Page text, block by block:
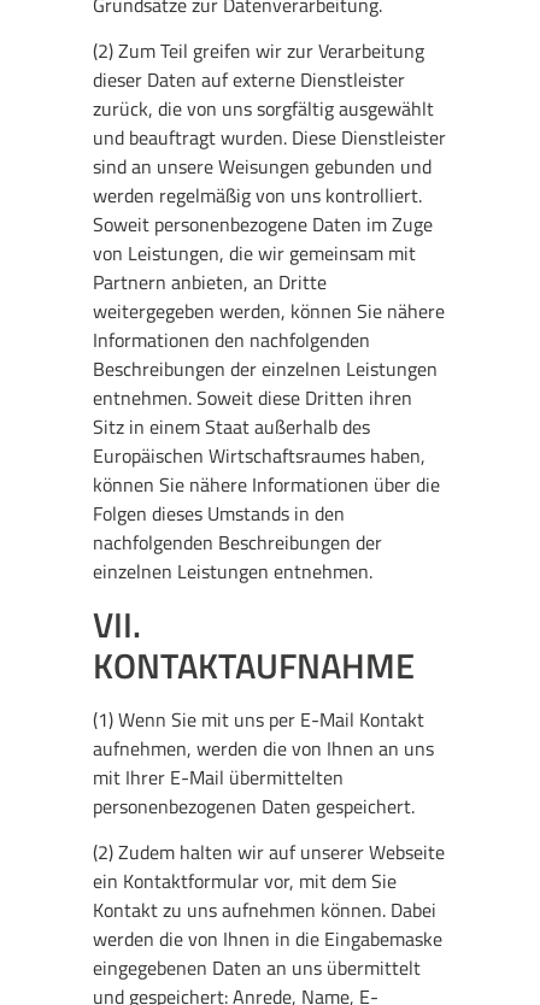
(2) Zum Teil greifen wir zur Verarbeitung
dieser Daten auf externe Dienstleister
zurück, die von uns sorgfältig ausgewählt
und beauftragt wurden. Diese Dienstleister
sind an unsere Weisungen gebunden und
werden regelmäßig von uns kontrolliert.
Soweit personenbezogene Daten im Zuge
von Leistungen, die wir gemeinsam mit
Partnern anbieten, an Dritte
weitergegeben werden, können Sie nähere
Informationen den nachfolgenden
Beschreibungen der einzelnen Leistungen
entnehmen. Soweit diese Dritten ihren
Sitz in einem Staat außerhalb des
Europäischen Wirtschaftsraumes haben,
können Sie nähere Informationen über die
Folgen dieses Umstands in den
nachfolgenden Beschreibungen der
einzelnen Leistungen entnehmen.
VII.
KONTAKTAUFNAHME
(1) Wenn Sie mit uns per E-Mail Kontakt
aufnehmen, werden die von Ihnen an uns
mit Ihrer E-Mail übermittelten
personenbezogenen Daten gespeichert.
(2) Zudem halten wir auf unserer Webseite
ein Kontaktformular vor, mit dem Sie
Kontakt zu uns aufnehmen können. Dabei
werden die von Ihnen in die Eingabemaske
eingegebenen Daten an uns übermittelt
und gespeichert: Anrede, Name, E-